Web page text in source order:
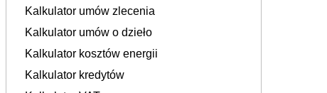
Kalkulator umów zlecenia
Kalkulator umów o dzieło
Kalkulator kosztów energii
Kalkulator kredytów